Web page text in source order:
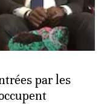
par les